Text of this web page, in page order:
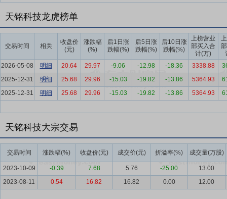
要点5： 良好的品牌优势
的品牌和质量。针对自身产品特点和终端客户的不同,公司既有定制化
的市场检验,公司产品受到广泛的认可,积累了较高的知名度,并且获得
保持市场竞争力的基础。
要点6：销售渠道优势
公司遵循国外、国内市场并重的发展原则,积
专门负责维护和开拓销售市场。针对国外业务,目前公司设有外销部,
户采购需求。
了明显的先发优势,处于同行业领先水平。公司现已与多家国内汽车主
汽车改装件领域的先发优势、长期积累的技术和口碑优势,可以有效保
和间接持有,全文同)的天铭科技股份,也不要求或提议天铭科技回购该
时所持股份本人仍将遵守本承诺函所提及的承诺事项。同时,本人自天
天铭科技龙虎榜单
交易时间 相关
收盘价
(元)
涨跌幅
(%)
后1日涨
跌幅(%)
后5日涨
跌幅(%)
后10日涨
跌幅(%)
上榜营业
部买入合
计(万)
2026-05-08
明细 20.64 29.97 -9.06 -12.98 -18.36 3338.88
2025-12-31
明细 25.68 29.96 -15.03 -19.82 -13.86 5364.93
2025-12-31
明细 25.68 29.96 -15.03 -19.82 -13.86 5364.93
天铭科技大宗交易
交易时间 涨跌幅(%) 收盘价(元) 成交价(元) 折溢率(%) 成交量(万股)
2023-10-09 -0.39 7.68 5.76 -25.00
13.00
2023-08-11
0.54 16.82 16.82 0.00 12.00